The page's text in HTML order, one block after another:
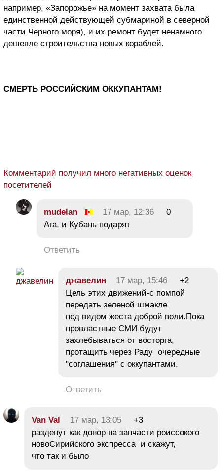
например, «Запорожье» на момент захвата была
единственной действующей субмариной в северной
части Черного моря), и их ремонт будет ненамного
дешевле строительства новых кораблей.
СМЕРТЬ РОССИЙСКИМ ОККУПАНТАМ!
Комментарий получил много негативных оценок
посетителей
mudelan 17 мар, 12:36
0
Ага, и Кубань подарят
Ответить
джавелин 17 мар, 15:46
+2
Цель этих движений-с помпой
передать зеленой шмакле
под видом жеста доброй воли.Пока
провластные СМИ будут
захлебываться от восторга,
протащить через Раду очередные
"соглашения" с оккупантами.
Ответить
Van Val 17 мар, 13:05
+3
разденут как донор на запчасти роиссокого
новоСирийского экспресса и скажут,
что так и было